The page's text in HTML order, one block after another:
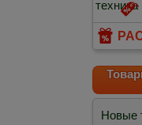
Новые